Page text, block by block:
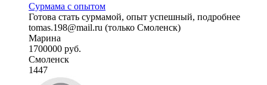
Сурмама с опытом
Готова стать сурмамой, опыт успешный, подробнее
tomas.198@mail.ru (только Смоленск)
Марина
1700000 руб.
Смоленск
1447